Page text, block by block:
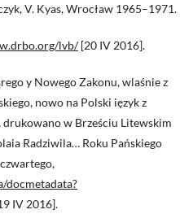
V. Kyas, Wrocław 1965–1971.
lvb/[20 IV 2016].
y Nowego Zakonu, wlaśnie z
nowo na Polski ięzyk z
w Brześciu Litewskim
Radziwila… Roku Pańskiego
docmetadata?
IV 2016].